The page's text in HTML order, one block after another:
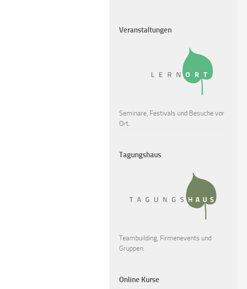
Veranstaltungen
Seminare, Festivals und Besuche vor
Ort.
Tagungshaus
Teambuilding, Firmenevents und
Gruppen.
Online Kurse